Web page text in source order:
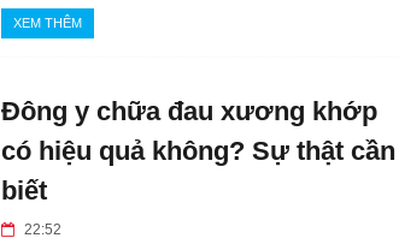
XEM THÊM
Đông y chữa đau xương khớp
có hiệu quả không? Sự thật cần
biết
22:52